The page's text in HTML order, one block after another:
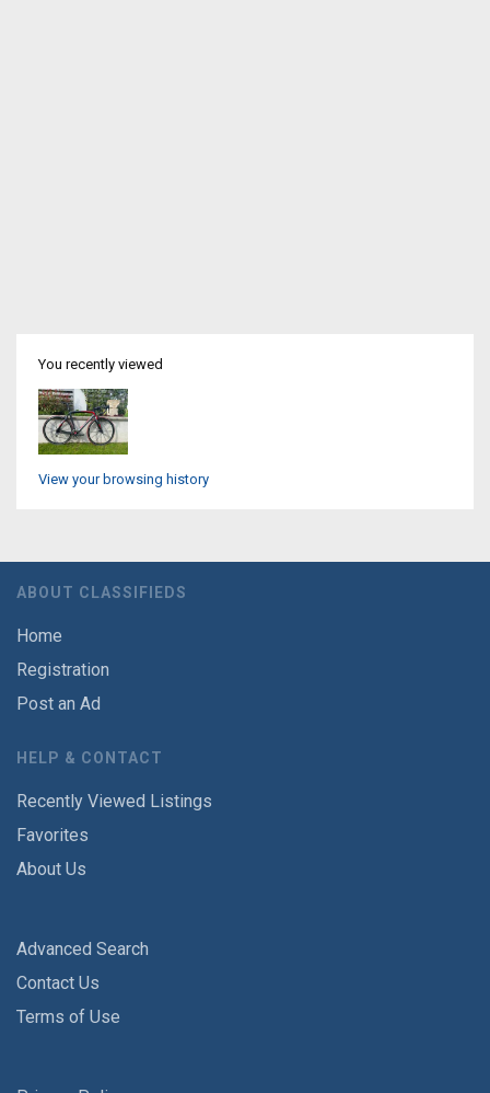
You recently viewed
View your browsing history
ABOUT CLASSIFIEDS
Home
Registration
Post an Ad
HELP & CONTACT
Recently Viewed Listings
Favorites
About Us
Advanced Search
Contact Us
Terms of Use